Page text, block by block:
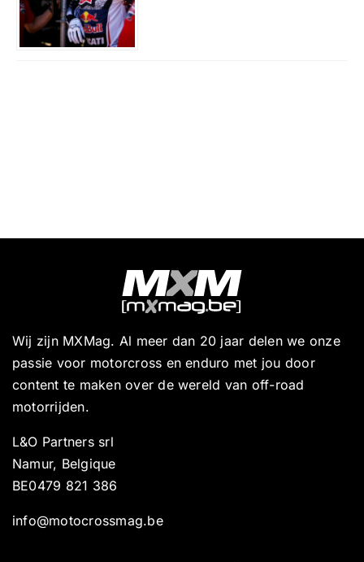
Wij zijn MXMag. Al meer dan 20 jaar delen we onze
passie voor motorcross en enduro met jou door
content te maken over de wereld van off-road
motorrijden.
L&O Partners srl
Namur, Belgique
BE0479 821 386
info@motocrossmag.be